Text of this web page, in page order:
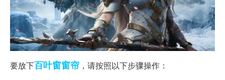
要放下百叶窗窗帘 ，请按照以下步骤操作：